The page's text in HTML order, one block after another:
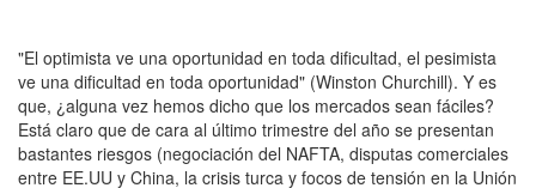
"El optimista ve una oportunidad en toda dificultad, el pesimista
ve una dificultad en toda oportunidad" (Winston Churchill). Y es
que, ¿alguna vez hemos dicho que los mercados sean fáciles?
Está claro que de cara al último trimestre del año se presentan
bastantes riesgos (negociación del NAFTA, disputas comerciales
entre EE.UU y China, la crisis turca y focos de tensión en la Unión